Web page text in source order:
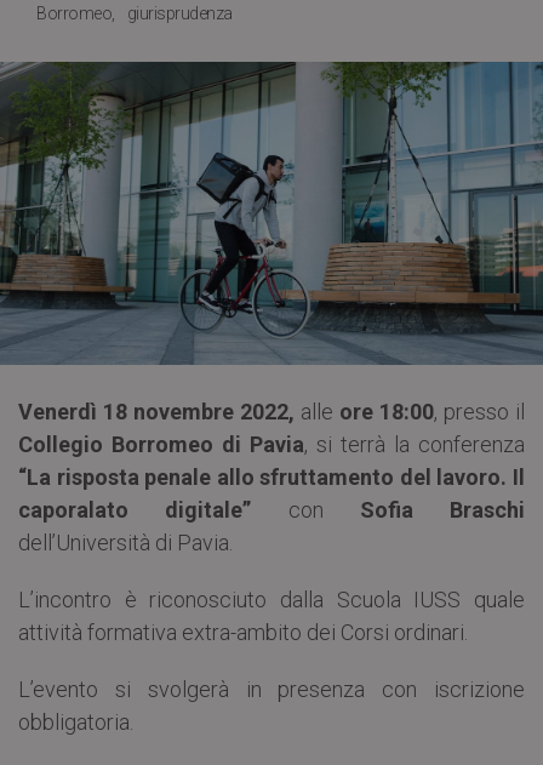
Borromeo
giurisprudenza
Venerdì 18 novembre 2022, alle ore 18:00, presso il
Collegio Borromeo di Pavia, si terrà la conferenza
“La risposta penale allo sfruttamento del lavoro. Il
caporalato digitale” con Sofia Braschi
dell’Università di Pavia.
L’incontro è riconosciuto dalla Scuola IUSS quale
attività formativa extra-ambito dei Corsi ordinari.
L’evento si svolgerà in presenza con iscrizione
obbligatoria.